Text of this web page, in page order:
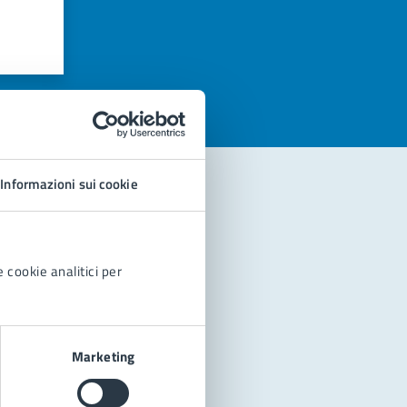
Informazioni sui cookie
cookie analitici per
Marketing